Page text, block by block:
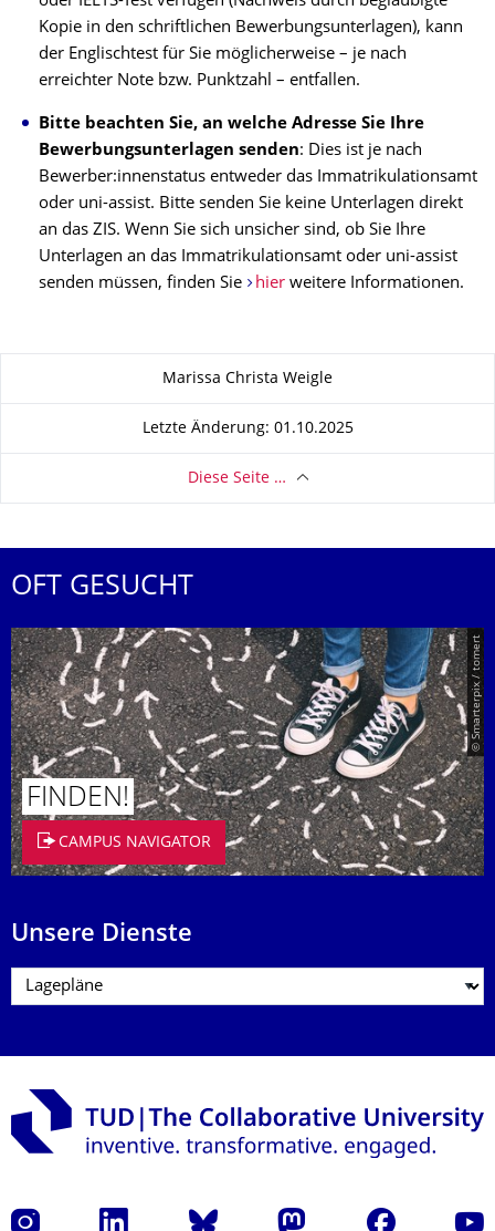
Kopie in den schriftlichen Bewerbungsunterlagen), kann
der Englischtest für Sie möglicherweise – je nach
erreichter Note bzw. Punktzahl – entfallen.
Bitte beachten Sie, an welche Adresse Sie Ihre
Bewerbungsunterlagen senden: Dies ist je nach
Bewerber:innenstatus entweder das Immatrikulationsamt
oder uni-assist. Bitte senden Sie keine Unterlagen direkt
an das ZIS. Wenn Sie sich unsicher sind, ob Sie Ihre
Unterlagen an das Immatrikulationsamt oder uni-assist
senden müssen, finden Sie
hier weitere Informationen.
Zu dieser SeiteMarissa Christa Weigle
Letzte Änderung: 01.10.2025
Diese Seite …
OFT GESUCHT
© Smarterpix / tomert
FINDEN!
CAMPUS NAVIGATOR
Unsere Dienste
Instagram LinkedIn Bluesky Mastodon Facebook